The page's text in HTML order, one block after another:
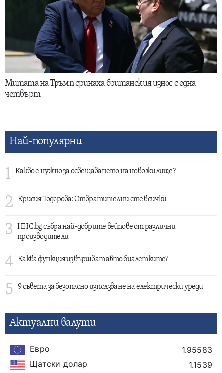
Митата на Тръмп сринаха британския износ с една
четвърт
Най-популярни
1 Какво е нужно за освещаването на ново жилище?
2 Крисия Тодорова: Отвратителни сте всички
3
HHC.bg събра най-добрите вейпове от различни
производители
4 Каква функция извършват авто биалетките?
5 9 съвета за безопасно използване на електрически уреди
Актуални валути
Евро
1.95583
Щатски долар
1.1539